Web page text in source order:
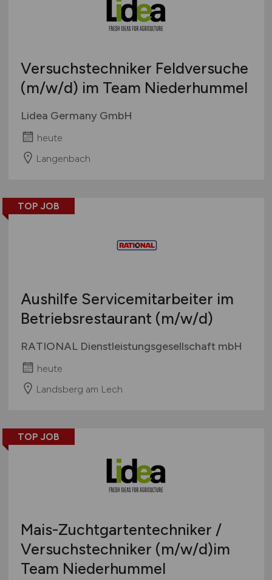
Versuchstechniker Feldversuche
(m/w/d) im Team Niederhummel
Lidea Germany GmbH
heute
Langenbach
TOP JOB
Aushilfe Servicemitarbeiter im
Betriebsrestaurant (m/w/d)
RATIONAL Dienstleistungsgesellschaft mbH
heute
Landsberg am Lech
TOP JOB
Mais-Zuchtgartentechniker /
Versuchstechniker (m/w/d)im
Team Niederhummel